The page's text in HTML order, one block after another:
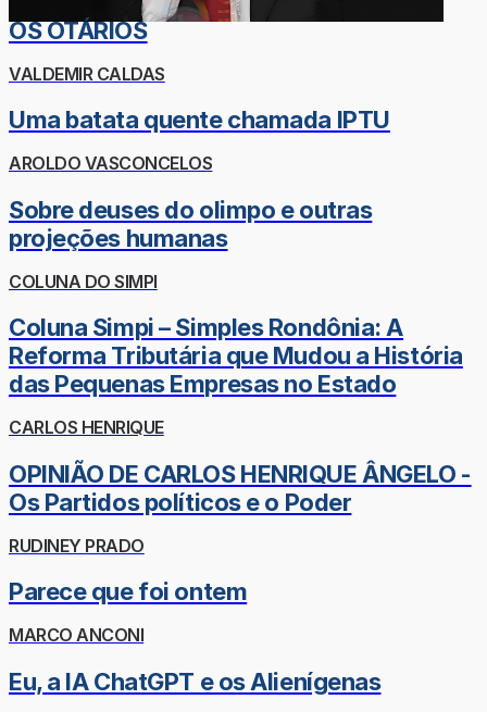
OS OTÁRIOS
VALDEMIR CALDAS
Uma batata quente chamada IPTU
AROLDO VASCONCELOS
Sobre deuses do olimpo e outras
projeções humanas
COLUNA DO SIMPI
Coluna Simpi – Simples Rondônia: A
Reforma Tributária que Mudou a História
das Pequenas Empresas no Estado
CARLOS HENRIQUE
OPINIÃO DE CARLOS HENRIQUE ÂNGELO -
Os Partidos políticos e o Poder
RUDINEY PRADO
Parece que foi ontem
MARCO ANCONI
Eu, a IA ChatGPT e os Alienígenas